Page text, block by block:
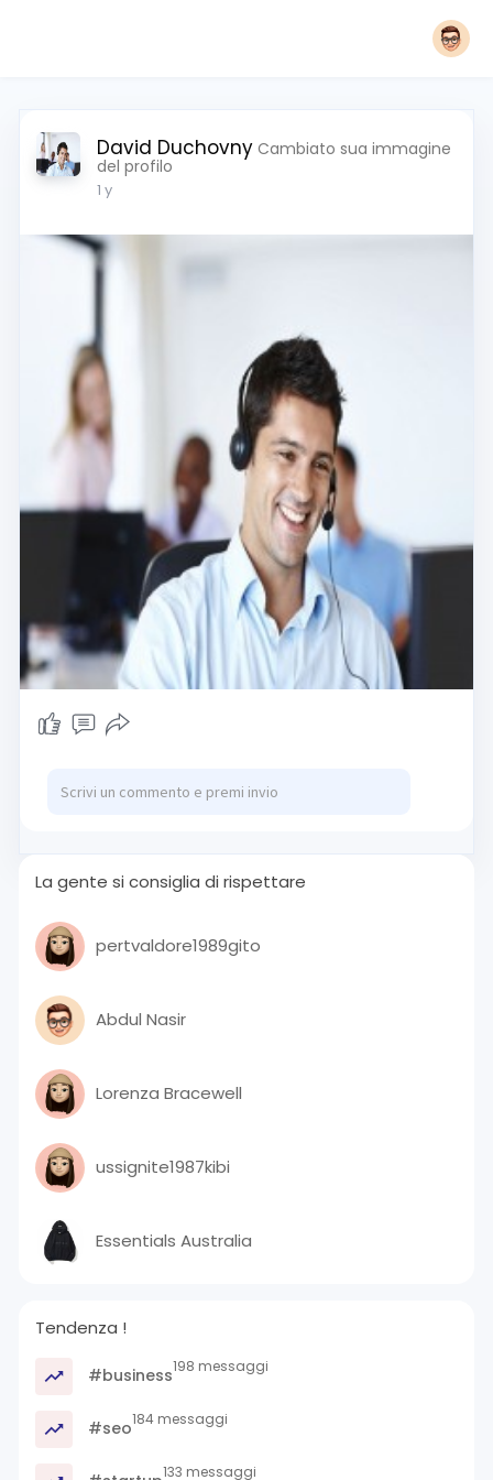
David Duchovny Cambiato sua immagine
del profilo
1 y
La gente si consiglia di rispettare
pertvaldore1989gito
Abdul Nasir
Lorenza Bracewell
ussignite1987kibi
Essentials Australia
Tendenza !
#business198 messaggi
#seo184 messaggi
133 messaggi